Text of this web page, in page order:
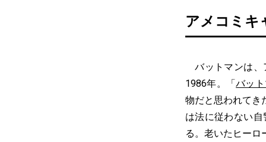
アメコミキ
バットマンは、
1986年。「バッ
物だと思われてき
は法に従わない
る。老いたヒーロ